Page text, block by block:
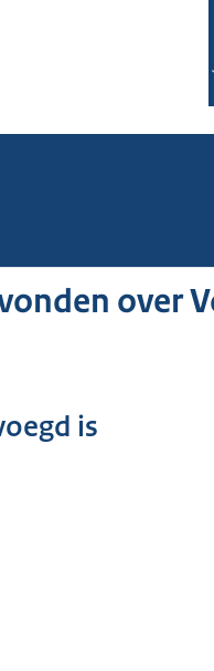
over
is